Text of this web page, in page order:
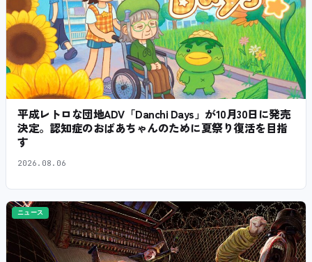
平成レトロな団地ADV「Danchi Days」が10月30日に発売
決定。認知症のおばあちゃんのために夏祭り復活を目指
す
2026.08.06
ニュース